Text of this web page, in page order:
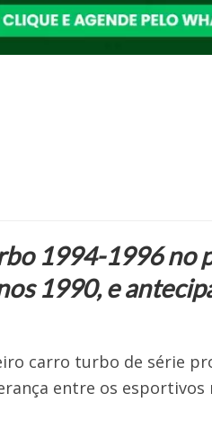
1994-1996 no
1990, e
carro turbo de série
entre os esportivos